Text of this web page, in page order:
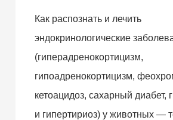
:Как распознать и лечить
эндокринологические
(гиперадренокортицизм,
гипоадренокортицизм,
кетоацидоз, сахарный диабет,
и гипертириоз) у животных —